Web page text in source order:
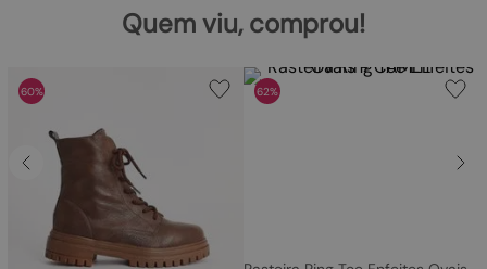
Quem viu, comprou!
60% 62%